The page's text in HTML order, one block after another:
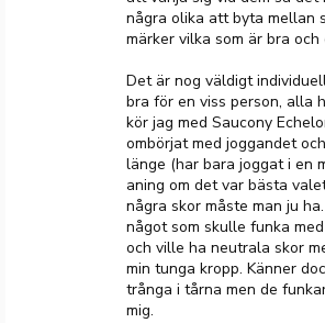
några olika att byta mellan
märker vilka som är bra och
Det är nog väldigt
bra för en viss person, alla
kör jag med Saucony
ombörjat med joggandet
länge (har bara joggat i en
aning om det var bästa
några skor måste man ju
något som skulle funka
och ville ha neutrala skor
min tunga kropp. Känner
trånga i tårna men de
mig.